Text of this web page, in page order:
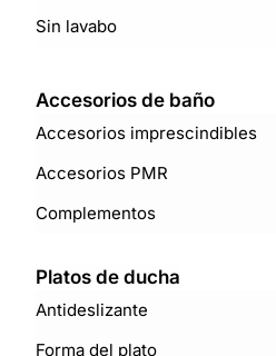
Sin lavabo
Accesorios de baño
Accesorios imprescindibles
Accesorios PMR
Complementos
Platos de ducha
Antideslizante
Forma del plato